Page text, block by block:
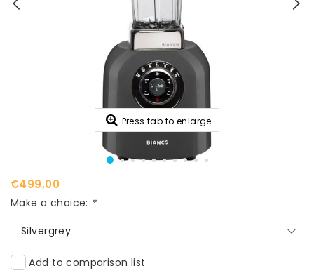
Press tab to enlarge
€499,00
Make a choice: *
Silvergrey
Add to comparison list